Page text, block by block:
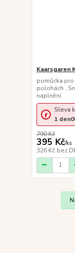
Kaarsgaren
pomůcka
polohách .
naplnění.
790 Kč
395 Kč/ks
326 Kč bez
Sleva
1 den